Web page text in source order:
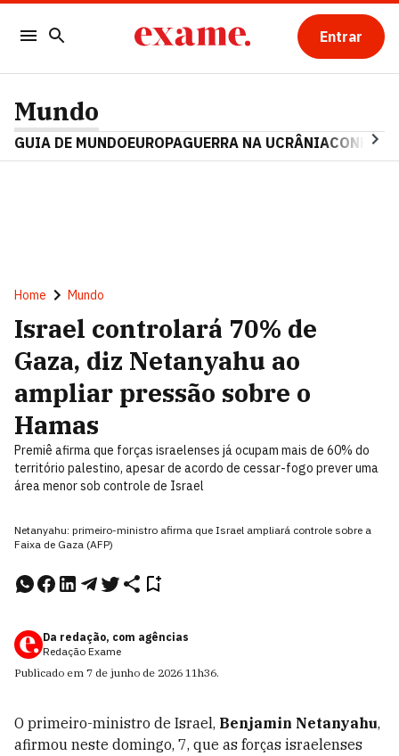
Entrar
Mundo
GUIA DE MUNDOEUROPAGUERRA NA UCRÂNIA
Home Mundo
Israel controlará 70% de
Gaza, diz Netanyahu ao
ampliar pressão sobre o
Hamas
Premiê afirma que forças israelenses já ocupam mais de 60% do
território palestino, apesar de acordo de cessar-fogo prever uma
área menor sob controle de Israel
Netanyahu: primeiro-ministro afirma que Israel ampliará controle sobre a
Faixa de Gaza (AFP)
Da redação, com agências
Redação Exame
Publicado em 7 de junho de 2026 11h36.
O primeiro-ministro de Israel, Benjamin Netanyahu,
afirmou neste domingo, 7, que as forças israelenses